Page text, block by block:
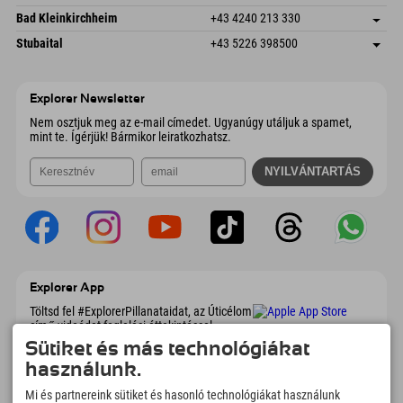
Ausztria
Könyv
Gscheat 14
Ausztria
Cím mentése
Könyv
Bad Kleinkirchheim +43 4240 213 330
Dorfstraße 24
9546 Bad Kleinkirchheim
Cím mentése
Érkezési információk
Stubaital +43 5226 398500
Explorer Newsletter
Nem osztjuk meg az e-mail címedet. Ugyanúgy utáljuk a spamet,
mint te. Ígérjük! Bármikor leiratkozhatsz.
Explorer App
Töltsd fel #ExplorerPillanataidat, az Úticélom
című videódat foglalási áttekintéssel,
bakancslistával, étterem áttekintéssel és
még sok mással. Töltsd le most!
Sütiket és más technológiákat
használunk.
Mi és partnereink sütiket és hasonló technológiákat használunk